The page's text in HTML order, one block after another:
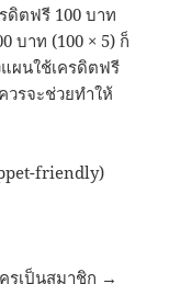
ดิตฟรี 100 บาท
บาท (100 × 5) ก็
แผนใช้เครดิตฟรี
วรจะช่วยทำให้
friendly)
รเป็นสมาชิก →